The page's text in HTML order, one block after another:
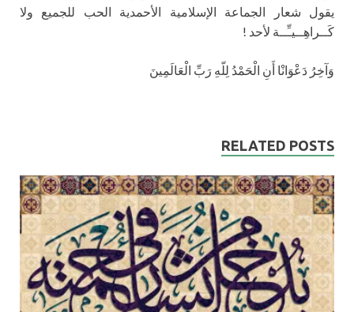
يقول شعار الجماعة الإسلامية الأحمدية الحب للجميع ولا
كَــراهِــيـِّــة لأحد !
وَآخِرُ دَعْوَانْا أَنِ الْحَمْدُ لِلّهِ رَبِّ الْعَالَمِينَ
RELATED POSTS